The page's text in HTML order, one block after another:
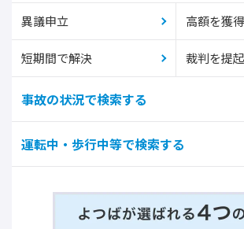
異議申立 高額を獲得
短期間で解決 裁判を提起
事故の状況で検索する
運転中・歩行中等で検索する